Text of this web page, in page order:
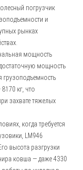
погрузчик
и
рынках
мощность
достаточную мощность
грузоподъемность
кг, что
захвате тяжелых
когда требуется
LM946
высота разгрузки
ковша — даже 4330